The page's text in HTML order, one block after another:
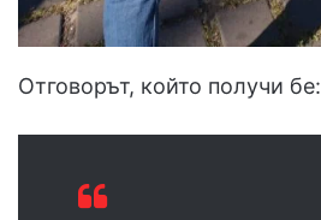
Отговорът, който получи бе: